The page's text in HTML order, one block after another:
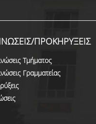
ΠΡΟΚΗΡΥΞΕΙΣ
Τμήματος
Γραμματείας